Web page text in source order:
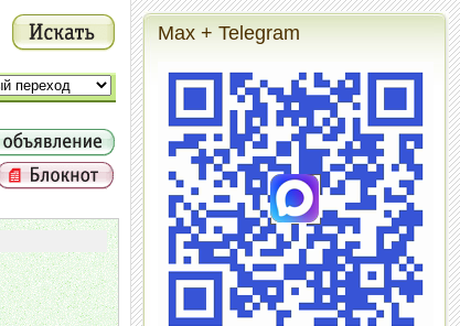
Max + Telegram